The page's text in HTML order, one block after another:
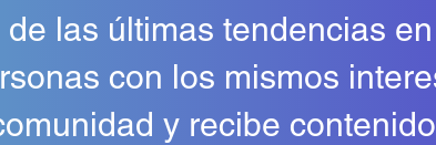
las últimas tendencias
con los mismos
y recibe